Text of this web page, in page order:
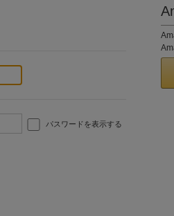
パスワードを表示する